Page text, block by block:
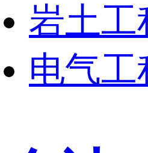
岩土工
电气工